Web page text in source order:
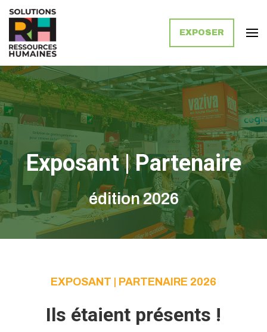
Solutions Ressources Humaines
EXPOSER
Exposant | Partenaire
édition 2026
EXPOSANT | PARTENAIRE 2026
Ils étaient présents !